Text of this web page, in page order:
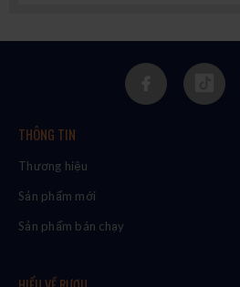
THÔNG TIN
Thương hiệu
Sản phẩm mới
Sản phẩm bán chạy